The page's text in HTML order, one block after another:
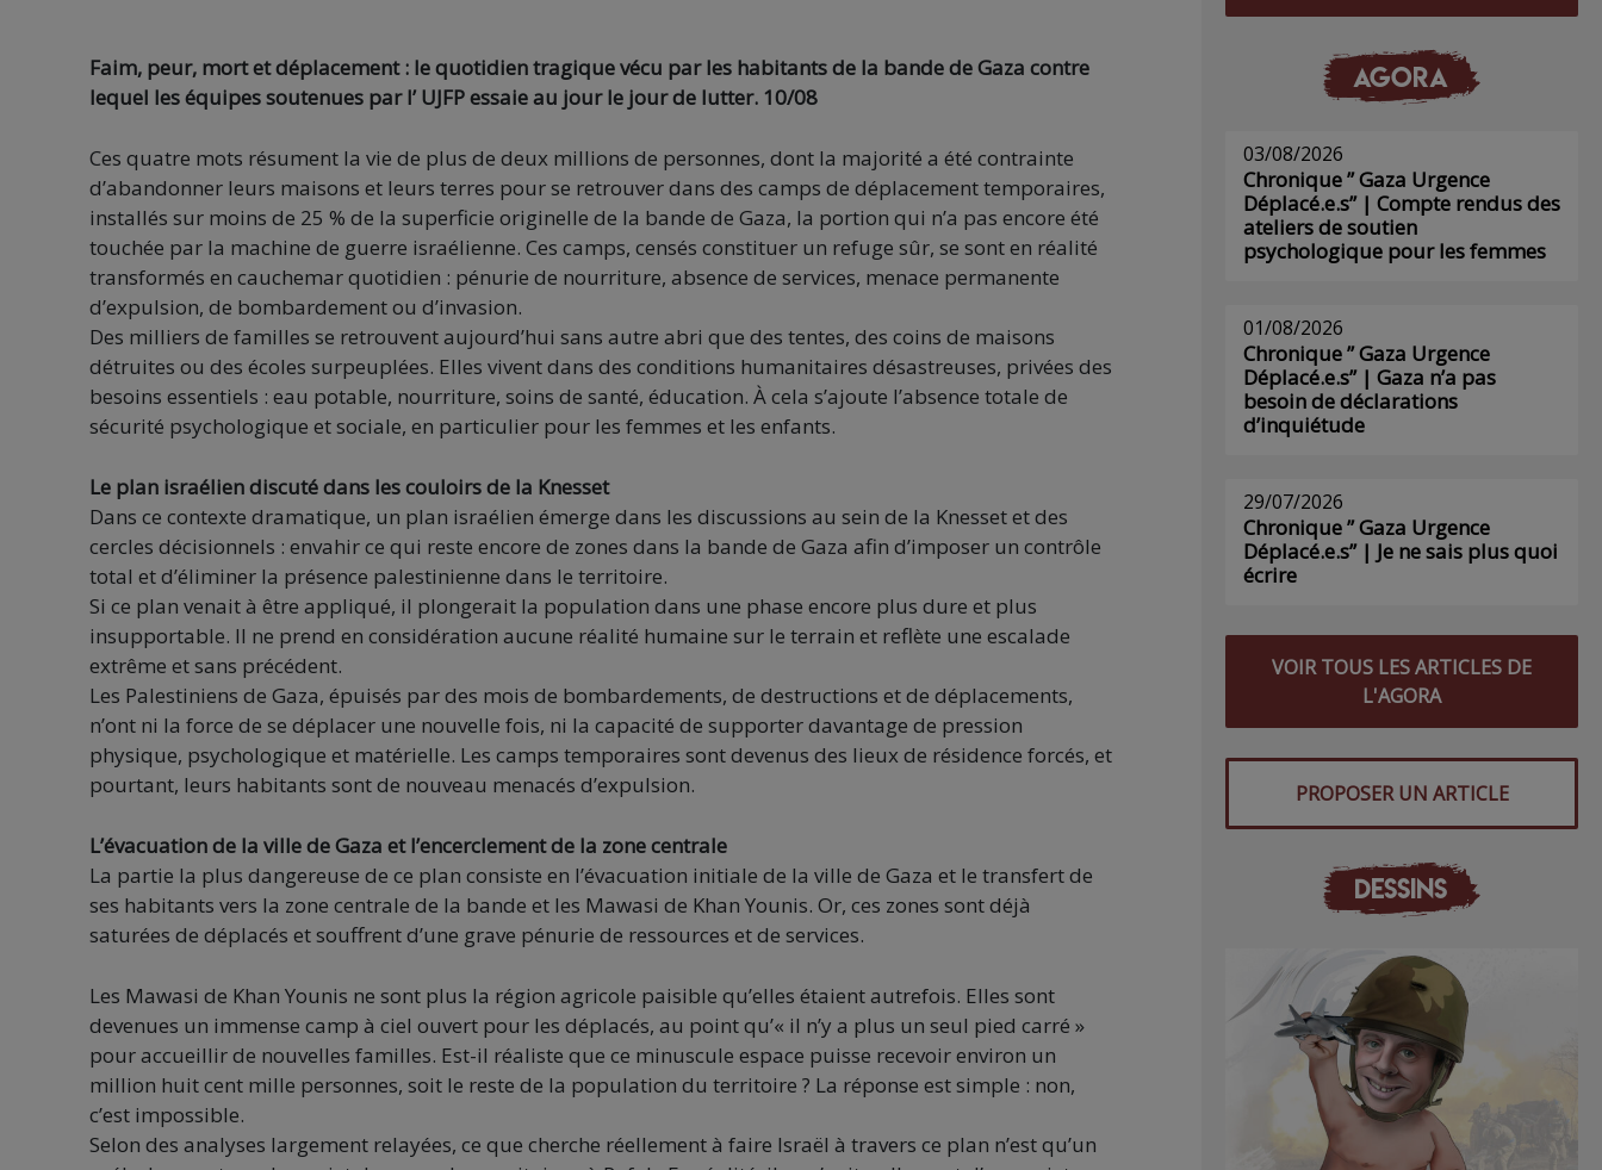
Faim, peur, mort et déplacement : le quotidien tragique vécu par les habitants de la bande de Gaza contre
lequel les équipes soutenues par l’ UJFP essaie au jour le jour de lutter. 10/08
Ces quatre mots résument la vie de plus de deux millions de personnes, dont la majorité a été contrainte
d’abandonner leurs maisons et leurs terres pour se retrouver dans des camps de déplacement temporaires,
installés sur moins de 25 % de la superficie originelle de la bande de Gaza, la portion qui n’a pas encore été
touchée par la machine de guerre israélienne. Ces camps, censés constituer un refuge sûr, se sont en réalité
transformés en cauchemar quotidien : pénurie de nourriture, absence de services, menace permanente
d’expulsion, de bombardement ou d’invasion.
Des milliers de familles se retrouvent aujourd’hui sans autre abri que des tentes, des coins de maisons
détruites ou des écoles surpeuplées. Elles vivent dans des conditions humanitaires désastreuses, privées des
besoins essentiels : eau potable, nourriture, soins de santé, éducation. À cela s’ajoute l’absence totale de
sécurité psychologique et sociale, en particulier pour les femmes et les enfants.
Le plan israélien discuté dans les couloirs de la Knesset
Dans ce contexte dramatique, un plan israélien émerge dans les discussions au sein de la Knesset et des
cercles décisionnels : envahir ce qui reste encore de zones dans la bande de Gaza afin d’imposer un contrôle
total et d’éliminer la présence palestinienne dans le territoire.
Si ce plan venait à être appliqué, il plongerait la population dans une phase encore plus dure et plus
insupportable. Il ne prend en considération aucune réalité humaine sur le terrain et reflète une escalade
extrême et sans précédent.
Les Palestiniens de Gaza, épuisés par des mois de bombardements, de destructions et de déplacements,
n’ont ni la force de se déplacer une nouvelle fois, ni la capacité de supporter davantage de pression
physique, psychologique et matérielle. Les camps temporaires sont devenus des lieux de résidence forcés, et
pourtant, leurs habitants sont de nouveau menacés d’expulsion.
L’évacuation de la ville de Gaza et l’encerclement de la zone centrale
La partie la plus dangereuse de ce plan consiste en l’évacuation initiale de la ville de Gaza et le transfert de
ses habitants vers la zone centrale de la bande et les Mawasi de Khan Younis. Or, ces zones sont déjà
saturées de déplacés et souffrent d’une grave pénurie de ressources et de services.
Les Mawasi de Khan Younis ne sont plus la région agricole paisible qu’elles étaient autrefois. Elles sont
devenues un immense camp à ciel ouvert pour les déplacés, au point qu’« il n’y a plus un seul pied carré »
pour accueillir de nouvelles familles. Est-il réaliste que ce minuscule espace puisse recevoir environ un
million huit cent mille personnes, soit le reste de la population du territoire ? La réponse est simple : non,
c’est impossible.
Selon des analyses largement relayées, ce que cherche réellement à faire Israël à travers ce plan n’est qu’un
AGORA
03/08/2026
Chronique ” Gaza Urgence
Déplacé.e.s” | Compte rendus des
ateliers de soutien
psychologique pour les femmes
01/08/2026
Chronique ” Gaza Urgence
Déplacé.e.s” | Gaza n’a pas
besoin de déclarations
d’inquiétude
29/07/2026
Chronique ” Gaza Urgence
Déplacé.e.s” | Je ne sais plus quoi
écrire
VOIR TOUS LES ARTICLES DE
L'AGORA
PROPOSER UN ARTICLE
DESSINS